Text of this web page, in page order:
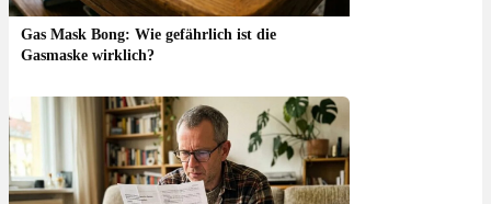
Gas Mask Bong: Wie gefährlich ist die
Gasmaske wirklich?